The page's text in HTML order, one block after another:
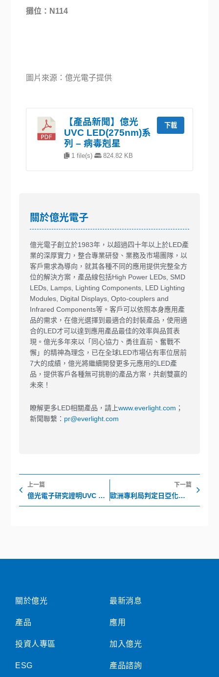
攤位：N114
圖片來源：億光電子提供
【產品新聞】億光
UVC LED(275nm)系
列 – 病毒剋星
1 file(s) 824.82 KB
下載
關於億光電子
億光電子創立於1983年，以超過四十年以上於LED產
業的深厚實力，整合專業研發、業務及市場團隊，以
客戶需求為導向，就其各種不同的應用提供完整全方
位的解決方案，產品線包括High Power LEDs, SMD
LEDs, Lamps, Lighting Components, LED Lighting
Modules, Digital Displays, Opto-couplers and
Infrared Components等。客戶可以依照本身應用產
品的需求，在億光選擇到最適合的封裝產品，使用適
合的LED才可以達到應用產品最佳的效率與品質表
現。億光多年來以「同心協力、勇往直前、奮戰不
懈」的精神為理念，已在全球LED市場佔有率位居前
7大的成績，億光將繼續開發更多元應用的LED產
品，提供客戶各種無可挑剔的產品方案，共創雙贏的
未來！
瞭解更多LED相關產品，請上www.everlight.com ；
新聞聯繫： pr@everlight.com
上一頁
上一篇
億光電子研究證明UVC LED(275nm)可有效消滅COVID-19病毒
下一篇
歐洲專利局判定日亞化專利無效
關於億光
產品
投資人專區
ESG
最新消息
應用
加入億光
產品諮詢